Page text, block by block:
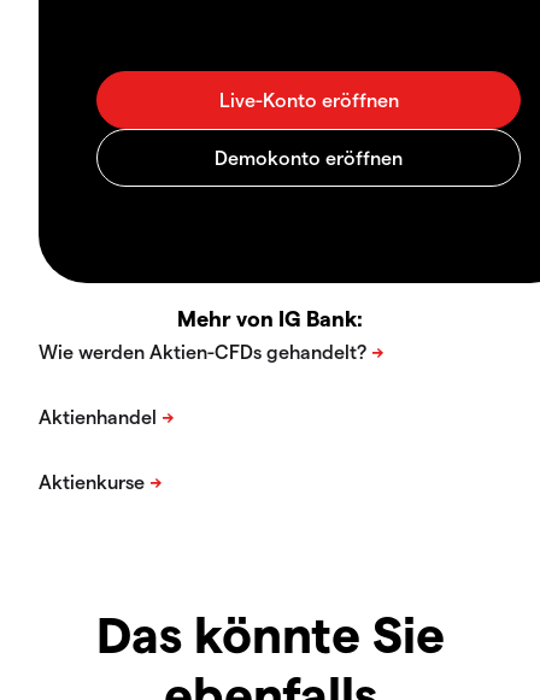
Mehr von IG Bank:
Das könnte Sie